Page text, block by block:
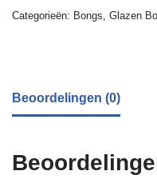
Categorieën: Bongs, Glazen
Beoordelingen (0)